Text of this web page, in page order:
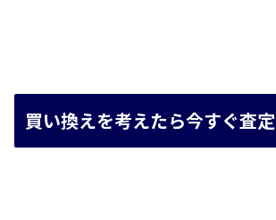
買い換えを考えたら今すぐ査定